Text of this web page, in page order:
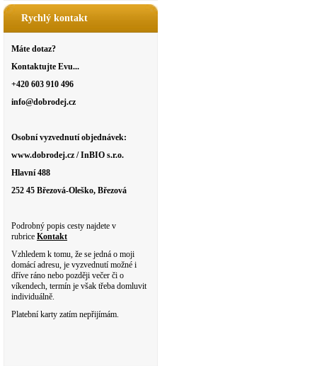
Rychlý kontakt
Máte dotaz?
Kontaktujte Evu...
+420 603 910 496
info@dobrodej.cz
Osobní vyzvednutí objednávek:
www.dobrodej.cz / InBIO s.r.o.
Hlavní 488
252 45 Březová-Oleško, Březová
Podrobný popis cesty najdete v
rubrice Kontakt
Vzhledem k tomu, že se jedná o moji
domácí adresu, je vyzvednutí možné i
dříve ráno nebo později večer či o
víkendech, termín je však třeba domluvit
individuálně.
Platební karty zatím nepřijímám.